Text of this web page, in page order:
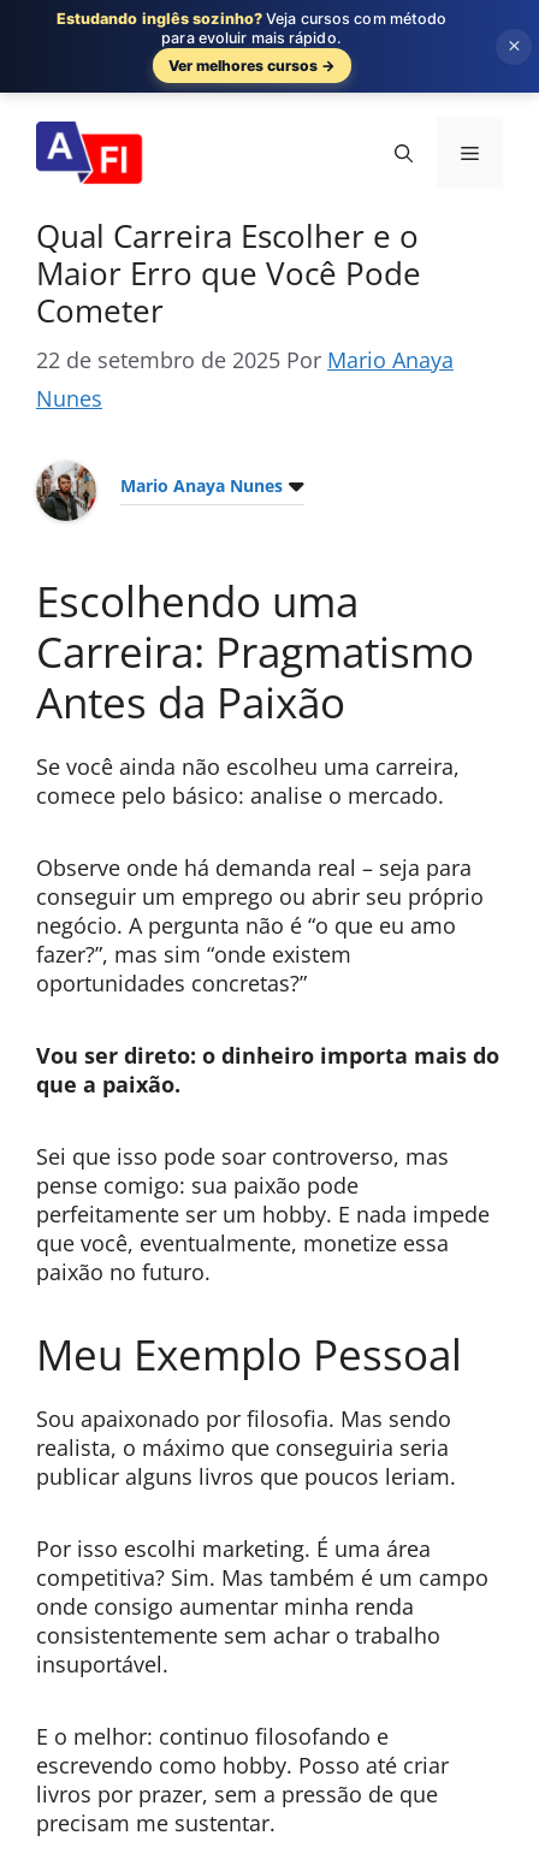
para
conteúdo
Menu
Qual Carreira Escolher e o
Maior Erro que Você Pode
Cometer
22 de setembro de 2025 Por Mario Anaya
Nunes
Mario Anaya Nunes
Escolhendo uma
Carreira: Pragmatismo
Antes da Paixão
Se você ainda não escolheu uma carreira,
comece pelo básico: analise o mercado.
Observe onde há demanda real – seja para
conseguir um emprego ou abrir seu próprio
negócio. A pergunta não é “o que eu amo
fazer?”, mas sim “onde existem
oportunidades concretas?”
Vou ser direto: o dinheiro importa mais do
que a paixão.
Sei que isso pode soar controverso, mas
pense comigo: sua paixão pode
perfeitamente ser um hobby. E nada impede
que você, eventualmente, monetize essa
paixão no futuro.
Meu Exemplo Pessoal
Sou apaixonado por filosofia. Mas sendo
realista, o máximo que conseguiria seria
publicar alguns livros que poucos leriam.
Por isso escolhi marketing. É uma área
competitiva? Sim. Mas também é um campo
onde consigo aumentar minha renda
consistentemente sem achar o trabalho
insuportável.
E o melhor: continuo filosofando e
escrevendo como hobby. Posso até criar
livros por prazer, sem a pressão de que
precisam me sustentar.
Estudando inglês sozinho? Veja cursos com método
para evoluir mais rápido.
Ver melhores cursos →
×